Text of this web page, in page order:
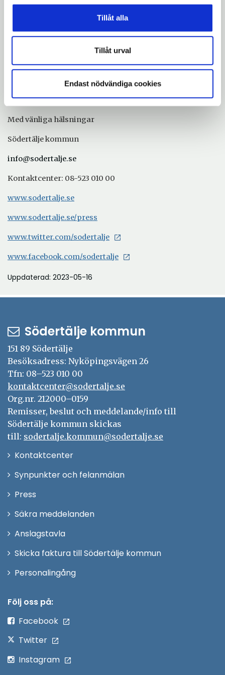
Tillåt alla
Tillåt urval
Endast nödvändiga cookies
, chef Södertälje konsthall
523 06 458, joanna.sandell@sodertalje.se
Helene Andersson, pressekreterare, Södertälje
kommun, 08-523 066 03,
helene.p.andersson@sodertalje.se
Med vänliga hälsningar
Södertälje kommun
info@sodertalje.se
Kontaktcenter: 08-523 010 00
www.sodertalje.se
i
nytt
fönster
www.sodertalje.se/press
i
nytt
fönster
www.twitter.com/sodertalje Öppna
i
nytt
fönster
www.facebook.com/sodertalje Öppna
i
Uppdaterad: 2023-05-16
Södertälje kommun
151 89 Södertälje
Besöksadress: Nyköpingsvägen 26
Tfn: 08–523 010 00
kontaktcenter@sodertalje.se
Org.nr. 212000–0159
Remisser, beslut och meddelande/info till
Södertälje kommun skickas
till: sodertalje.kommun@sodertalje.se
KontaktcenterÖppna
Synpunkter och felanmälan
Press
fönster
Säkra meddelanden
Anslagstavla
Skicka faktura till Södertälje kommun
PersonalingångÖppna
Följ oss på:
Facebook
Twitter
Instagram